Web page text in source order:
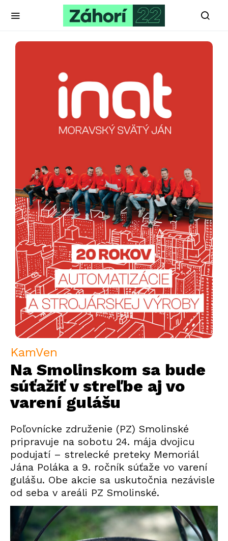
KamVen
Na Smolinskom sa bude
súťažiť v streľbe aj vo
varení gulášu
Poľovnícke združenie (PZ) Smolinské
pripravuje na sobotu 24. mája dvojicu
podujatí – strelecké preteky Memoriál
Jána Poláka a 9. ročník súťaže vo varení
gulášu. Obe akcie sa uskutočnia nezávisle
od seba v areáli PZ Smolinské.